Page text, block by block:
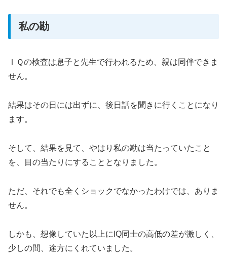
私の勘
ＩＱの検査は息子と先生で行われるため、親は同伴できま
せん。
結果はその日には出ずに、後日話を聞きに行くことになり
ます。
そして、結果を見て、やはり私の勘は当たっていたこと
を、目の当たりにすることとなりました。
ただ、それでも全くショックでなかったわけでは、ありま
せん。
しかも、想像していた以上にIQ同士の高低の差が激しく、
少しの間、途方にくれていました。